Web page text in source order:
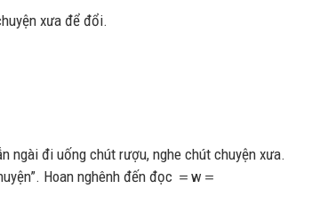
xưa để đổi.
ngài đi uống chút rượu, nghe chút chuyện xưa.
Hoan nghênh đến đọc ＝w＝